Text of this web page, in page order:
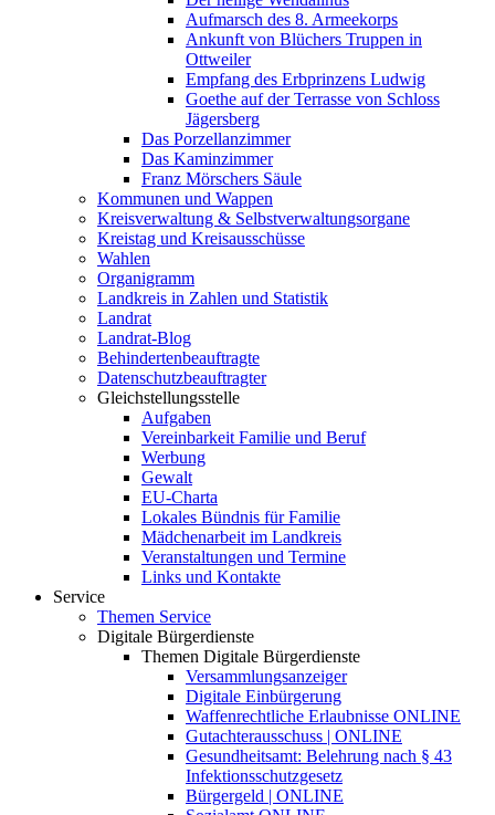
Aufmarsch des 8. Armeekorps
Ankunft von Blüchers Truppen in
Ottweiler
Empfang des Erbprinzens Ludwig
Goethe auf der Terrasse von Schloss
Jägersberg
Das Porzellanzimmer
Das Kaminzimmer
Franz Mörschers Säule
Kommunen und Wappen
Kreisverwaltung & Selbstverwaltungsorgane
Kreistag und Kreisausschüsse
Wahlen
Organigramm
Landkreis in Zahlen und Statistik
Landrat
Landrat-Blog
Behindertenbeauftragte
Datenschutzbeauftragter
Gleichstellungsstelle
Aufgaben
Vereinbarkeit Familie und Beruf
Werbung
Gewalt
EU-Charta
Lokales Bündnis für Familie
Mädchenarbeit im Landkreis
Veranstaltungen und Termine
Links und Kontakte
Service
Themen Service
Digitale Bürgerdienste
Themen Digitale Bürgerdienste
Versammlungsanzeiger
Digitale Einbürgerung
Waffenrechtliche Erlaubnisse ONLINE
Gutachterausschuss | ONLINE
Gesundheitsamt: Belehrung nach § 43
Infektionsschutzgesetz
Bürgergeld | ONLINE